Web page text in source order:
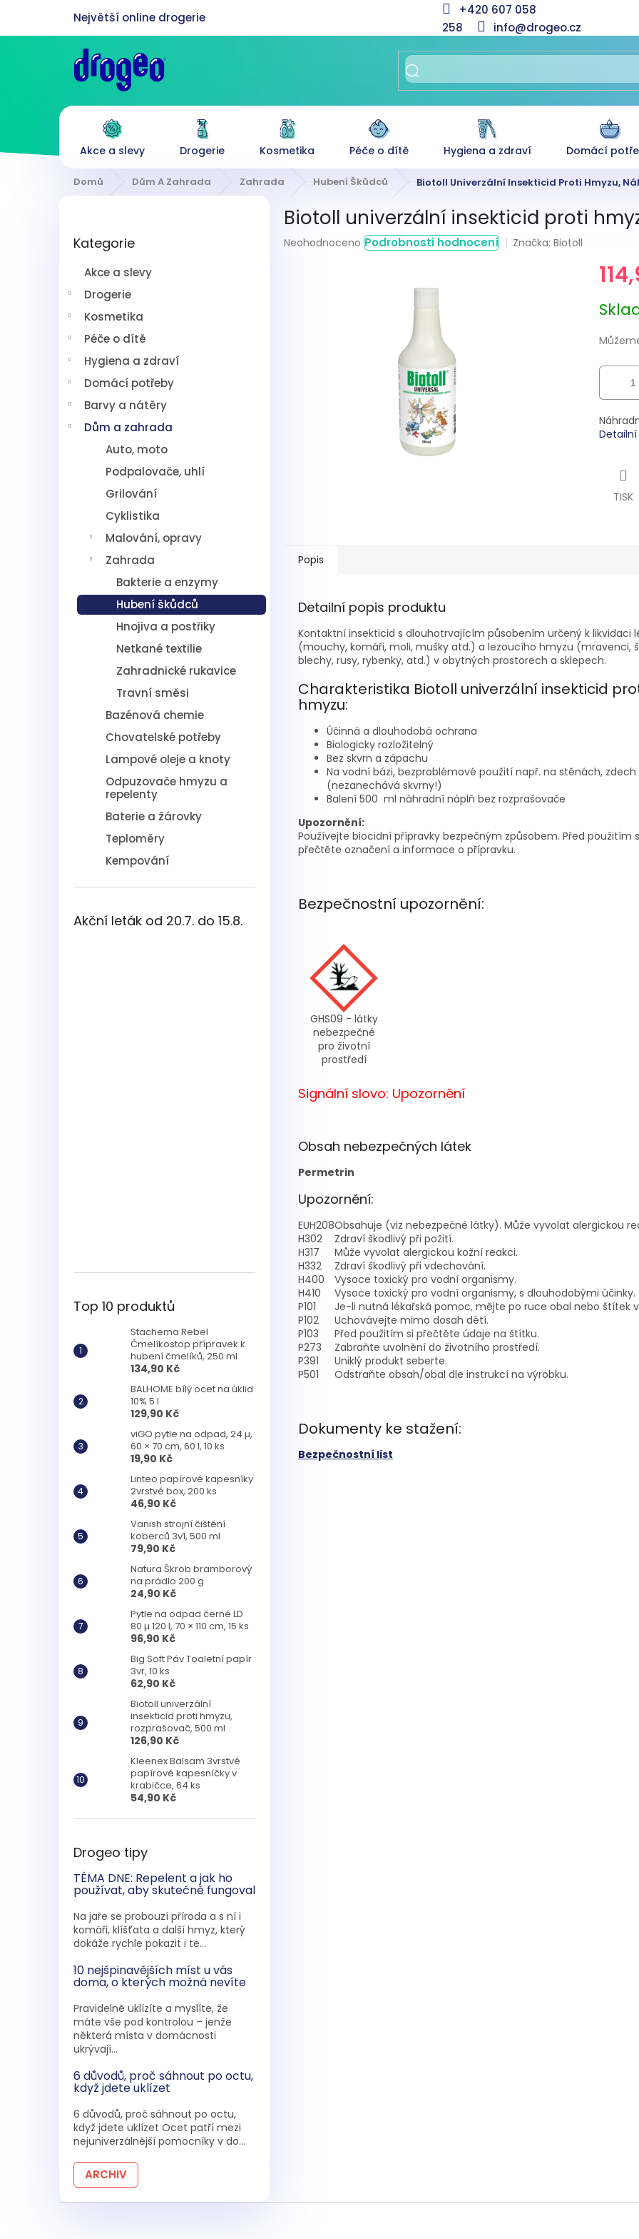
obsah
+420 607 058
258
info@drogeo.cz
Akce a slevy Drogerie Kosmetika Péče o dítě Hygiena a zdraví Domácí
Domů Dům A Zahrada Zahrada Hubení Škůdců Biotoll Univerzální Insekticid Proti Hmyzu,
kategorie
Kategorie
Akce a slevy
Drogerie
Kosmetika
Péče o dítě
Hygiena a zdraví
Domácí potřeby
Barvy a nátěry
Dům a zahrada
Auto, moto
Podpalovače, uhlí
Grilování
Cyklistika
Malování, opravy
Zahrada
Bakterie a enzymy
Hubení škůdců
Hnojiva a postřiky
Netkané textilie
Zahradnické rukavice
Travní směsi
Bazénová chemie
Chovatelské potřeby
Lampové oleje a knoty
Odpuzovače hmyzu a
repelenty
Baterie a žárovky
Teploměry
Kempování
Akční leták od 20.7. do 15.8.
Top 10 produktů
Stachema Rebel
Čmelíkostop přípravek k
hubení čmelíků, 250 ml
134,90 Kč
BALHOME bílý ocet na úklid
10% 5 l
129,90 Kč
viGO pytle na odpad, 24 µ,
60 × 70 cm, 60 l, 10 ks
19,90 Kč
Linteo papírové kapesníky
2vrstvé box, 200 ks
46,90 Kč
Vanish strojní čištění
koberců 3v1, 500 ml
79,90 Kč
Natura Škrob bramborový
na prádlo 200 g
24,90 Kč
Pytle na odpad černé LD
80 µ 120 l, 70 × 110 cm, 15 ks
96,90 Kč
Big Soft Páv Toaletní papír
3vr, 10 ks
62,90 Kč
Biotoll univerzální
insekticid proti hmyzu,
rozprašovač, 500 ml
126,90 Kč
Kleenex Balsam 3vrstvé
papírové kapesníčky v
krabičce, 64 ks
54,90 Kč
Drogeo tipy
TÉMA DNE: Repelent a jak ho
používat, aby skutečně fungoval
Na jaře se probouzí příroda a s ní i
komáři, klíšťata a další hmyz, který
dokáže rychle pokazit i te...
10 nejšpinavějších míst u vás
doma, o kterých možná nevíte
Pravidelně uklízíte a myslíte, že
máte vše pod kontrolou – jenže
některá místa v domácnosti
ukrývají...
6 důvodů, proč sáhnout po octu,
když jdete uklízet
6 důvodů, proč sáhnout po octu,
když jdete uklízet Ocet patří mezi
nejuniverzálnější pomocníky v do...
ARCHIV
Biotoll univerzální insekticid proti
Průměrné
Neohodnoceno Podrobnosti hodnocení Značka:Biotoll
cena:
TISK
Popis
Detailní popis produktu
Kontaktní insekticid s dlouhotrvajícím působením určený k likvidaci
(mouchy, komáři, moli, mušky atd.) a lezoucího hmyzu (mravenci,
blechy, rusy, rybenky, atd.) v obytných prostorech a sklepech.
Charakteristika Biotoll univerzální insekticid
hmyzu:
Účinná a dlouhodobá ochrana
Biologicky rozložitelný
Bez skvrn a zápachu
Na vodní bázi, bezproblémové použití např. na stěnách, zdech
(nezanechává skvrny!)
Balení 500 ml náhradní náplň bez rozprašovače
Upozornění:
Používejte biocidní přípravky bezpečným způsobem. Před použitím
přečtěte označení a informace o přípravku.
Bezpečnostní upozornění:
GHS09 - látky
nebezpečné
pro životní
prostředí
Signální slovo: Upozornění
Obsah nebezpečných látek
Permetrin
Upozornění:
EUH208Obsahuje (viz nebezpečné látky). Může vyvolat alergickou
H302
Zdraví škodlivý při požití.
H317
Může vyvolat alergickou kožní reakci.
H332
Zdraví škodlivý při vdechování.
H400
Vysoce toxický pro vodní organismy.
H410
Vysoce toxický pro vodní organismy, s dlouhodobými účinky.
P101
Je-li nutná lékařská pomoc, mějte po ruce obal nebo štítek
P102
Uchovávejte mimo dosah dětí.
P103
Před použitím si přečtěte údaje na štítku.
P273
Zabraňte uvolnění do životního prostředí.
P391
Uniklý produkt seberte.
P501
Odstraňte obsah/obal dle instrukcí na výrobku.
Dokumenty ke stažení:
Bezpečnostní list